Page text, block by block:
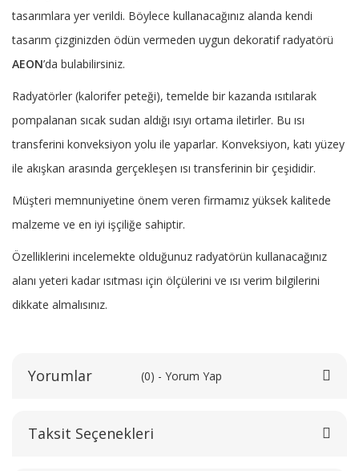
tasarımlara yer verildi. Böylece kullanacağınız alanda kendi
tasarım çizginizden ödün vermeden uygun dekoratif radyatörü
AEON’da bulabilirsiniz.
Radyatörler (kalorifer peteği), temelde bir kazanda ısıtılarak
pompalanan sıcak sudan aldığı ısıyı ortama iletirler. Bu ısı
transferini konveksiyon yolu ile yaparlar. Konveksiyon, katı yüzey
ile akışkan arasında gerçekleşen ısı transferinin bir çeşididir.
Müşteri memnuniyetine önem veren firmamız yüksek kalitede
malzeme ve en iyi işçiliğe sahiptir.
Özelliklerini incelemekte olduğunuz radyatörün kullanacağınız
alanı yeteri kadar ısıtması için ölçülerini ve ısı verim bilgilerini
dikkate almalısınız.
Yorumlar (0) - Yorum Yap
Bu ürüne ilk yorumu siz yapın!
Taksit Seçenekleri